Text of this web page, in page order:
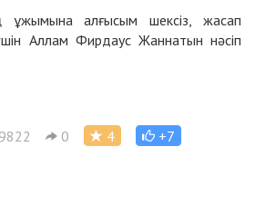
ұжымына алғысым шексіз, жасап
Аллам Фирдаус Жаннатын нәсіп
0 4 +7